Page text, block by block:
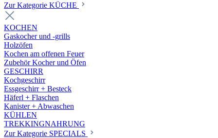
Zur Kategorie KÜCHE
KOCHEN
Gaskocher und -grills
Holzöfen
Kochen am offenen Feuer
Zubehör Kocher und Öfen
GESCHIRR
Kochgeschirr
Essgeschirr + Besteck
Häferl + Flaschen
Kanister + Abwaschen
KÜHLEN
TREKKINGNAHRUNG
Zur Kategorie SPECIALS